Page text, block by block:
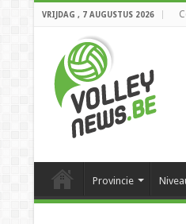
VRIJDAG , 7 AUGUSTUS 2026
Provincie